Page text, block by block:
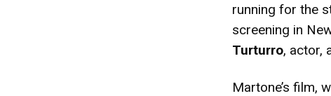
running for the
screening in
Turturro, actor,
Martone’s film,